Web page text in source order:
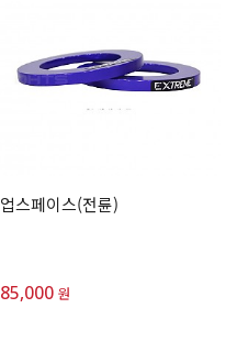
업스페이스(전륜)
85,000 원